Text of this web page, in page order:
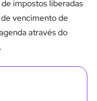
impostos liberadas
vencimento de
através do